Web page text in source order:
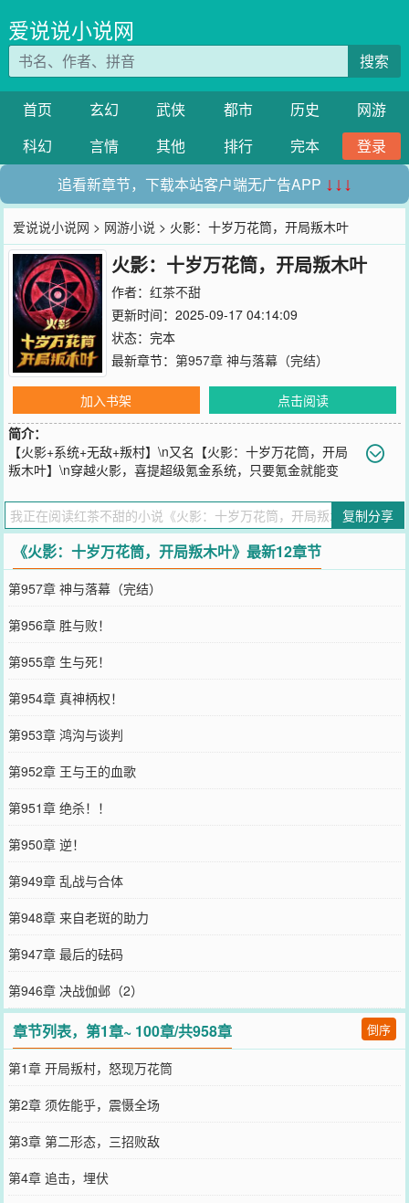
爱说说小说网
搜索
首页 玄幻 武侠 都市 历史
网游
科幻
言情 其他 排行 完本
登录
追看新章节，下载本站客户端无广告APP ↓↓↓
爱说说小说网 > 网游小说 > 火影：十岁万花筒，开局叛木叶
火影：十岁万花筒，开局叛木叶
作者： 红茶不甜
更新时间：2025-09-17 04:14:09
状态：完本
最新章节： 第957章 神与落幕（完结）
加入书架
点击阅读
简介：
【火影+系统+无敌+叛村】\n又名【火影：十岁万花筒，开局
叛木叶】\n穿越火影，喜提超级氪金系统，只要氪金就能变
眼】！\n接下来，什么飞雷神、仙人模式、八门遁甲、轮回眼、重粒
子模式…我全都要！\n从今天起，再也不做木叶的舔狗！\n败富岳、
怼猿飞、杀团藏、叛木叶…谁挡着我叛村谁就得死！\n生死看淡，不
服就干！\n我叫宇智波夏目，忍界新神！谁赞成？谁反对？
您要是觉得《
火影：十岁万花筒，开局叛木叶
记向您QQ群和微博微信里的朋友推荐哦！
复制分享
《火影：十岁万花筒，开局叛木叶》最新12章节
第957章 神与落幕（完结）
第956章 胜与败！
第955章 生与死！
第954章 真神柄权！
第953章 鸿沟与谈判
第952章 王与王的血歌
第951章 绝杀！！
第950章 逆！
第949章 乱战与合体
第948章 来自老斑的助力
第947章 最后的砝码
第946章 决战伽邺（2）
章节列表，第1章~ 100章/共958章 倒序
第1章 开局叛村，怒现万花筒
第2章 须佐能乎，震慑全场
第3章 第二形态，三招败敌
第4章 追击，埋伏